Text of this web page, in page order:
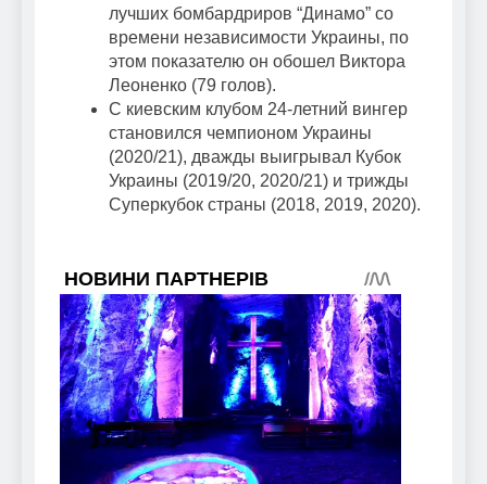
лучших бомбардриров “Динамо” со
времени независимости Украины, по
этом показателю он обошел Виктора
Леоненко (79 голов).
С киевским клубом 24-летний вингер
становился чемпионом Украины
(2020/21), дважды выигрывал Кубок
Украины (2019/20, 2020/21) и трижды
Суперкубок страны (2018, 2019, 2020).